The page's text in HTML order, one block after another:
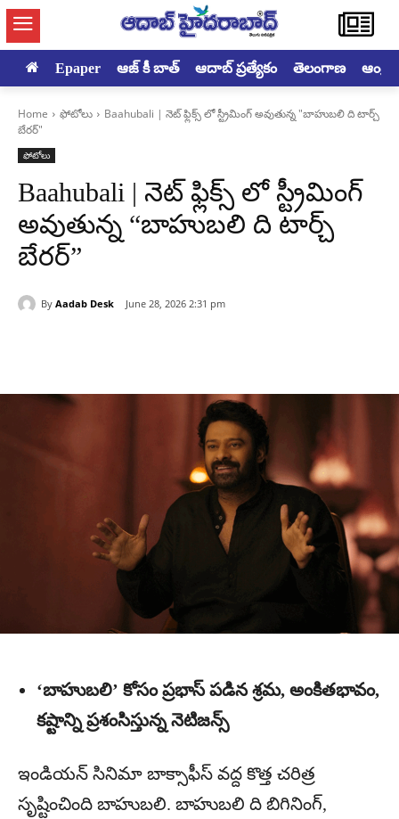
Epaper ఆజ్ కీ బాత్ ఆదాబ్ ప్రత్యేకం తెలంగాణ
Home ఫోటోలు
Baahubali | నెట్ ఫ్లిక్స్ లో స్ట్రీమింగ్ అవుతున్న "బాహుబలి ది టార్చ్
బేరర్"
ఫోటోలు
Baahubali | నెట్ ఫ్లిక్స్ లో స్ట్రీమింగ్
అవుతున్న “బాహుబలి ది టార్చ్
బేరర్”
By Aadab Desk June 28, 2026 2:31 pm
‘బాహుబలి’ కోసం ప్రభాస్ పడిన శ్రమ, అంకితభావం,
కష్టాన్ని ప్రశంసిస్తున్న నెటిజన్స్
ఇండియన్ సినిమా బాక్సాఫీస్ వద్ద కొత్త చరిత్ర
సృష్టించింది బాహుబలి. బాహుబలి ది బిగినింగ్,